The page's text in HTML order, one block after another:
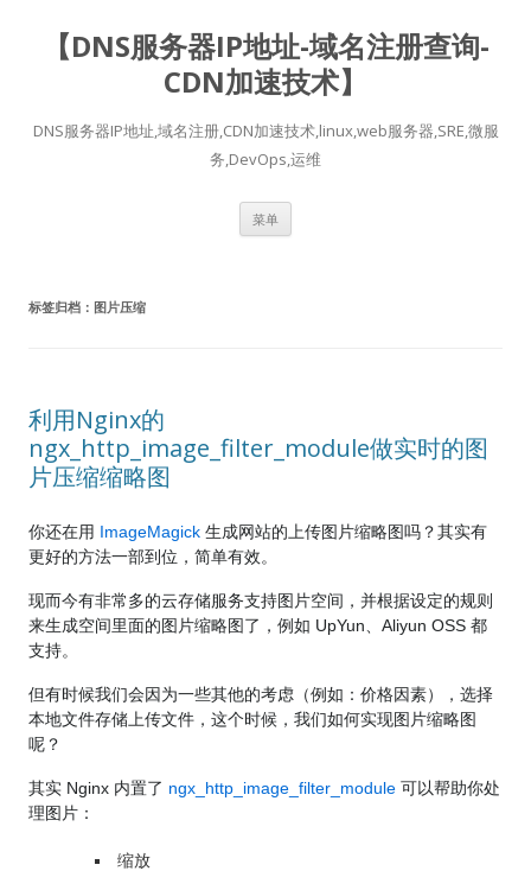
【DNS服务器IP地址-域名注册查询-
CDN加速技术】
DNS服务器IP地址,域名注册,CDN加速技术,linux,web服务器,SRE,微服
务,DevOps,运维
菜单
标签归档： 图片压缩
利用Nginx的
ngx_http_image_filter_module做实时的图
片压缩缩略图
你还在用 ImageMagick 生成网站的上传图片缩略图吗？其实有
更好的方法一部到位，简单有效。
现而今有非常多的云存储服务支持图片空间，并根据设定的规则
来生成空间里面的图片缩略图了，例如 UpYun、Aliyun OSS 都
支持。
但有时候我们会因为一些其他的考虑（例如：价格因素），选择
本地文件存储上传文件，这个时候，我们如何实现图片缩略图
呢？
其实 Nginx 内置了 ngx_http_image_filter_module 可以帮助你处
理图片：
缩放